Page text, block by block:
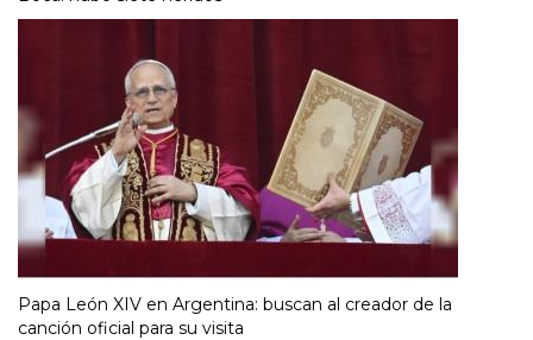
Papa León XIV en Argentina: buscan al creador de la
canción oficial para su visita